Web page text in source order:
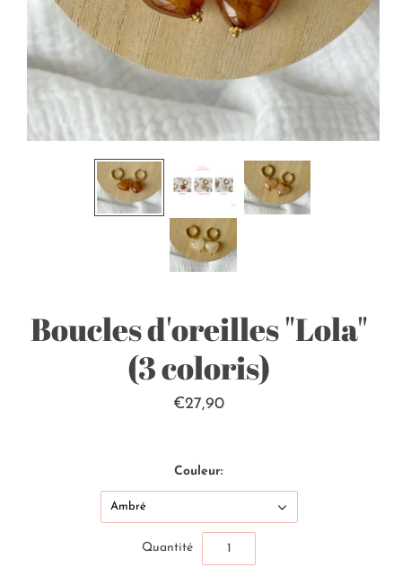
Boucles d'oreilles "Lola"
(3 coloris)
€27,90
Couleur:
Ambré
Quantité